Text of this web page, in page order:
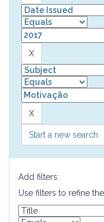
Start a new search
Add filters:
Use filters to refine